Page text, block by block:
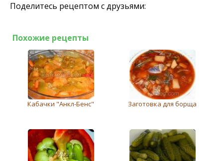
Поделитесь рецептом с друзьями:
Похожие рецепты
Кабачки "Анкл-Бенс" Заготовка для борща